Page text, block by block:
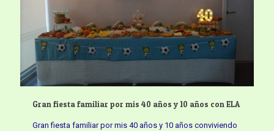
Gran fiesta familiar por mis 40 años y 10 años con ELA
Gran fiesta familiar por mis 40 años y 10 años conviviendo